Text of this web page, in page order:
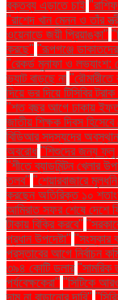
বক্তব্য এড়াতে চাই
"রাশেদ খান মেনন ও তাঁর
ওয়েনাডে জয়ী প্রিয়াঙ্কা"
করছে" "রূপগঞ্জে
"রেকর্ড মুনাফা ও লভ্যাংশ:
ভ্যাট বাড়ছে না "রৌমারীতে
দিয়ে ভর দিয়ে টিসিবির
"শত বছর আগে ঢাকায়
জাতীয় শিক্ষক দিবস হিসেবে
বিডিআর সদস্যদের অবস্থান
অবরোধ "শিশুদের জন্য ফ্লু
"শীতে ব্যাডমিন্টন খেলার
তলব" "শেয়ারবাজারে
করছেন অতিরিক্ত ১০
আমিরাত সফর শেষে দেশে
টাকায় বিক্রি করবে"
প্রধান উপদেষ্টা" "সংস্কার
প্রস্তাবের আগে নির্বাচন
৩৯৪ কোটি ডলার "সামরিক
পর্যবেক্ষকেরা" "সিটিকে
দাম না বাড়ানোর দাবি"